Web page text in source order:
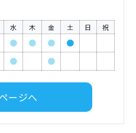
水 木 金 土 日 祝
● ● ●
●
● ●
ージへ